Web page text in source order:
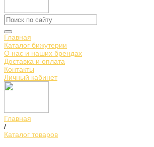
Главная
Каталог бижутерии
О нас и наших брендах
Доставка и оплата
Контакты
Личный кабинет
Главная
/
Каталог товаров